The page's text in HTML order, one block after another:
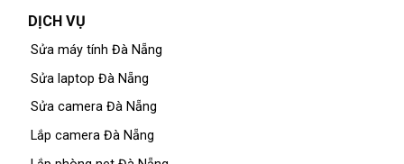
DỊCH VỤ
Sửa máy tính Đà Nẵng
Sửa laptop Đà Nẵng
Sửa camera Đà Nẵng
Lắp camera Đà Nẵng